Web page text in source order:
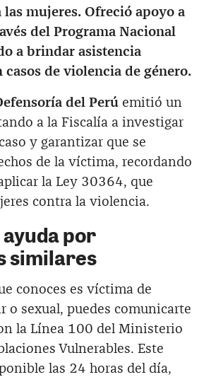
mujeres. Ofreció apoyo a
del Programa Nacional
a brindar asistencia
casos de violencia de género.
del Perú emitió un
a la Fiscalía a investigar
y garantizar que se
de la víctima, recordando
la Ley 30364, que
contra la violencia.
por
similares
conoces es víctima de
o sexual, puedes comunicarte
la Línea 100 del Ministerio
Vulnerables. Este
las 24 horas del día,